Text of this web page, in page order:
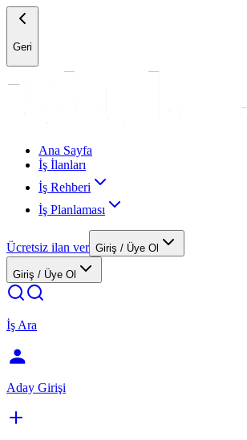
Geri
Ana Sayfa
İş İlanları
İş Rehberi
İş Planlaması
Ücretsiz ilan ver Giriş / Üye Ol
Giriş / Üye Ol
İş Ara
Aday Girişi